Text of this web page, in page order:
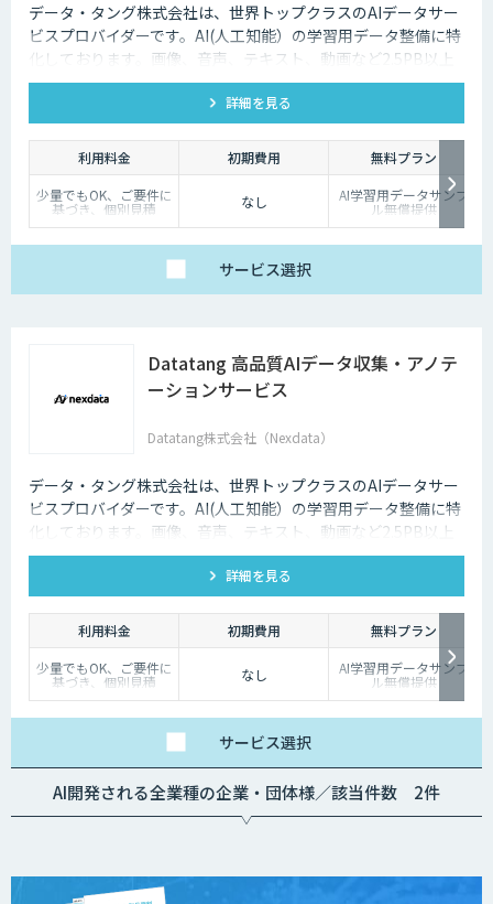
データ・タング株式会社は、世界トップクラスのAIデータサー
ビスプロバイダーです。AI(人工知能）の学習用データ整備に特
化しております。画像、音声、テキスト、動画など2.5PB以上
のアノテーション済みデータを保持、またカスタマイズデータ
の収集と自動化技術を利用したアノテーションサービスを提供
しております。
詳細を見る
利用料金 初期費用
無料プラン
少量でもOK、ご要件に
基づき、個別見積 なし AI学習用データサンプ
ル無償提供
サービス選択
Datatang 高品質AIデータ収集・アノテ
ーションサービス
Datatang株式会社（Nexdata）
データ・タング株式会社は、世界トップクラスのAIデータサー
ビスプロバイダーです。AI(人工知能）の学習用データ整備に特
化しております。画像、音声、テキスト、動画など2.5PB以上
のアノテーション済みデータを保持、またカスタマイズデータ
の収集と自動化技術を利用したアノテーションサービスを提供
しております。
詳細を見る
利用料金 初期費用
無料プラン
少量でもOK、ご要件に
基づき、個別見積 なし AI学習用データサンプ
ル無償提供
サービス選択
AI開発される全業種の企業・団体様／該当件数 2件